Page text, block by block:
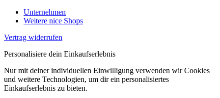
Unternehmen
Weitere nice Shops
Vertrag widerrufen
Personalisiere dein Einkaufserlebnis
Nur mit deiner individuellen Einwilligung verwenden wir Cookies
und weitere Technologien, um dir ein personalisiertes
Einkaufserlebnis zu bieten.